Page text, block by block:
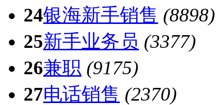
24银海新手销售 (8898)
25新手业务员 (3377)
26兼职 (9175)
27电话销售 (2370)